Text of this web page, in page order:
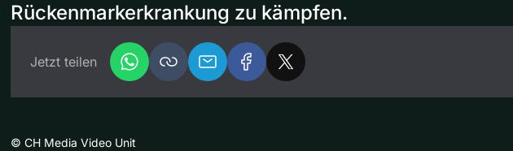
Rückenmarkerkrankung zu kämpfen.
Jetzt teilen
© CH Media Video Unit